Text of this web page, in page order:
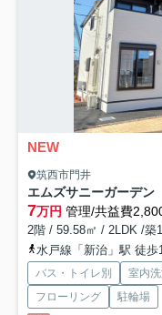
NEW
筑西市門井
エムズサニーガーデ
7万円 管理/共益費
2階 / 59.58㎡ / 2LDK /築
水戸線「新治」駅 徒歩
バス・トイレ別 室内
フローリング
駐輪場